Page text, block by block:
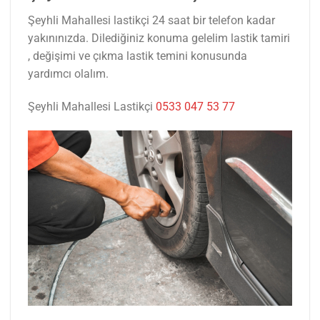
Şeyhli Mahallesi lastikçi 24 saat bir telefon kadar
yakınınızda. Dilediğiniz konuma gelelim lastik tamiri
, değişimi ve çıkma lastik temini konusunda
yardımcı olalım.
Şeyhli Mahallesi Lastikçi 0533 047 53 77